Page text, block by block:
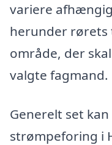
variere
herunder
område, der
valgte fagmand.
Generelt set
strømpeforing i